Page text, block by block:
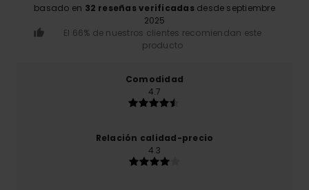
basado en 32 reseñas verificadas desde septiembre
2025
El 66% de nuestros clientes recomiendan este
producto
Comodidad
4.7
Relación calidad-precio
4.3